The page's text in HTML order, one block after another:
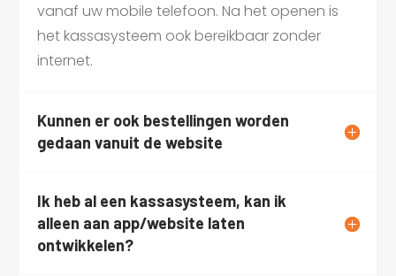
vanaf uw mobile telefoon. Na het openen is
het kassasysteem ook bereikbaar zonder
internet.
Kunnen er ook bestellingen worden
gedaan vanuit de website
Ik heb al een kassasysteem, kan ik
alleen aan app/website laten
ontwikkelen?